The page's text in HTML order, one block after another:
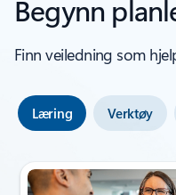
Begynn
Finn veiledning som
Læring Verktøy
Lysbildeindikator {0} {1}